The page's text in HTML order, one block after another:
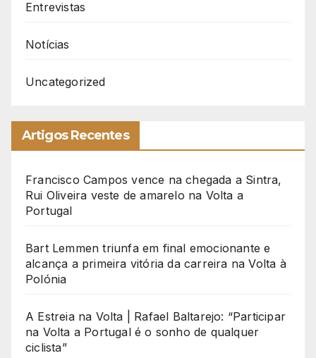
Entrevistas
Notícias
Uncategorized
Artigos Recentes
Francisco Campos vence na chegada a Sintra,
Rui Oliveira veste de amarelo na Volta a
Portugal
Bart Lemmen triunfa em final emocionante e
alcança a primeira vitória da carreira na Volta à
Polónia
A Estreia na Volta | Rafael Baltarejo: “Participar
na Volta a Portugal é o sonho de qualquer
ciclista”